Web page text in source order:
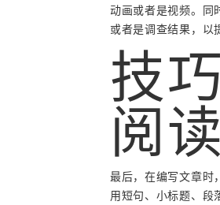
动画或者是视频。同
或者是调查结果，以
技
阅
最后，在编写文章时
用短句、小标题、段